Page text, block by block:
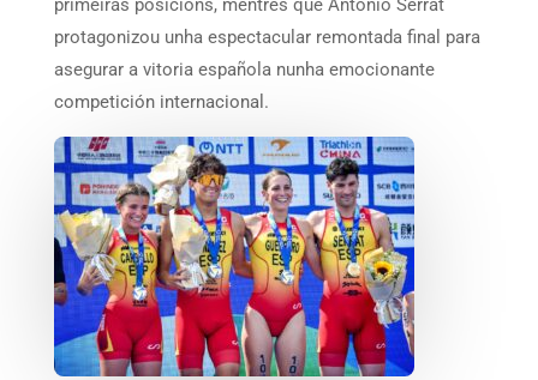
primeiras posicións, mentres que Antonio Serrat
protagonizou unha espectacular remontada final para
asegurar a vitoria española nunha emocionante
competición internacional.